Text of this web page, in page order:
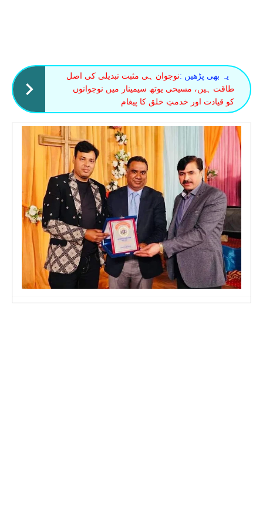
یہ بھی پڑھیں :نوجوان ہی مثبت تبدیلی کی اصل
طاقت ہیں، مسیحی یوتھ سیمینار میں نوجوانوں
کو قیادت اور خدمتِ خلق کا پیغام